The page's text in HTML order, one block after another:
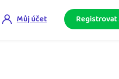
Můj účet Registrovat